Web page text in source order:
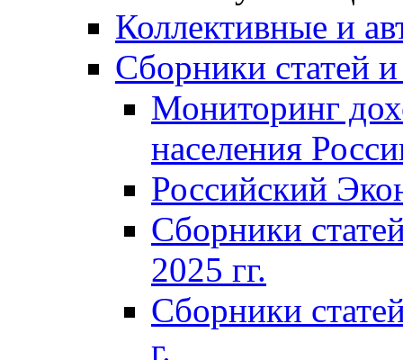
Коллективные и
Сборники статей
Мониторинг
населения
Российский
Сборники
2025 гг.
Сборники
г.